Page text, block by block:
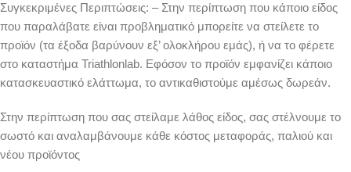
Συγκεκριμένες Περιπτώσεις: – Στην περίπτωση που κάποιο είδος
που παραλάβατε είναι προβληματικό μπορείτε να στείλετε το
προϊόν (τα έξοδα βαρύνουν εξ’ ολοκλήρου εμάς), ή να το φέρετε
στο καταστήμα Triathlonlab. Εφόσον το προϊόν εμφανίζει κάποιο
κατασκευαστικό ελάττωμα, το αντικαθιστούμε αμέσως δωρεάν.
Στην περίπτωση που σας στείλαμε λάθος είδος, σας στέλνουμε το
σωστό και αναλαμβάνουμε κάθε κόστος μεταφοράς, παλιού και
νέου προϊόντος